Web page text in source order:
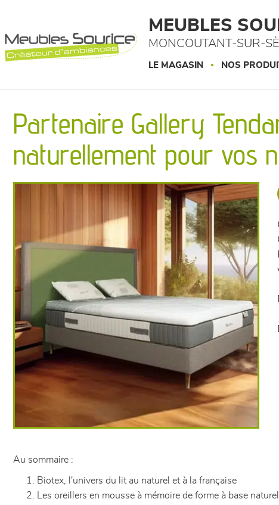
MEUBLES
MONCOUTANT-SUR-
LE MAGASIN NOS
Partenaire Gallery
naturellement pour vos
Au sommaire :
Biotex, l'univers du lit au naturel et à la française
Les oreillers en mousse à mémoire de forme à base